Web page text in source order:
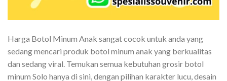
Harga Botol Minum Anak sangat cocok untuk anda yang
sedang mencari produk botol minum anak yang berkualitas
dan sedang viral. Temukan semua kebutuhan grosir botol
minum Solo hanya di sini, dengan pilihan karakter lucu, desain